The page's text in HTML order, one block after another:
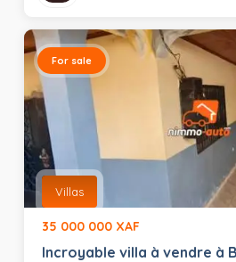
For sale
Villas
35 000 000 XAF
Incroyable villa à vendre à